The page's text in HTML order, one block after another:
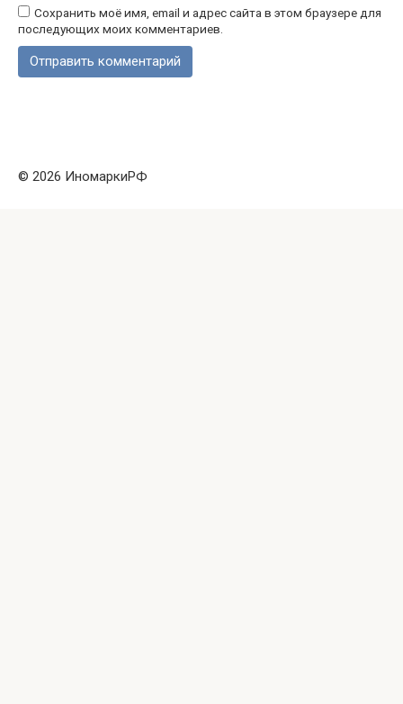
Сохранить моё имя, email и адрес сайта в этом браузере для
последующих моих комментариев.
© 2026 ИномаркиРФ